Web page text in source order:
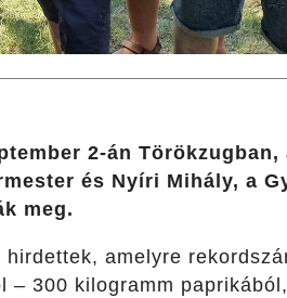
2-án Törökzugban,
és Nyíri Mihály, a
meg.
amelyre
– 300 kilogramm